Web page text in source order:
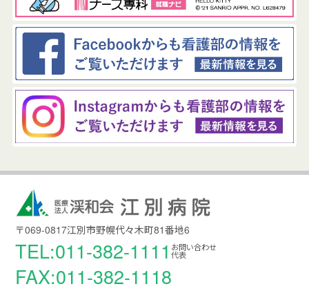
〒069-0817江別市野幌代々木町81番地6
TEL:011-382-1111お問い合わせ
代表
FAX:011-382-1118